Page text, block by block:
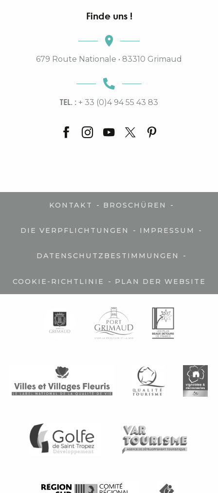
Finde uns !
679 Route Nationale • 83310 Grimaud
TEL. : + 33 (0)4 94 55 43 83
KONTAKT - BROSCHÜREN -
DIE VERPFLICHTUNGEN - IMPRESSUM -
DATENSCHUTZBESTIMMUNGEN -
COOKIE-RICHTLINIE - PLAN DER WEBSITE